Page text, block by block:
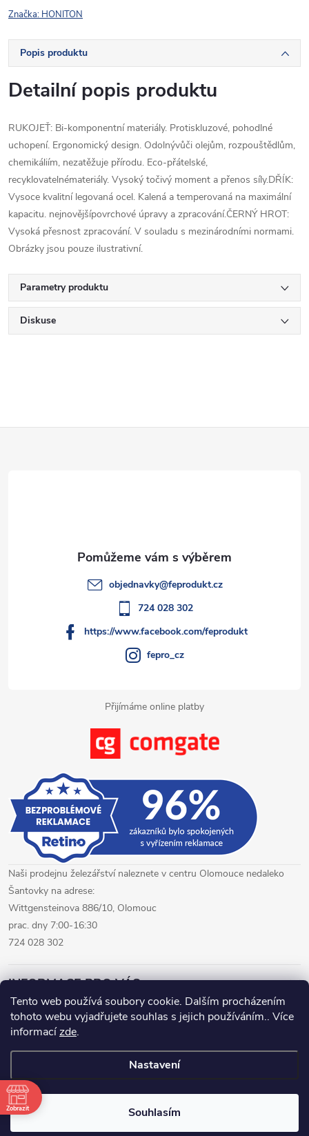
Tento web používá soubory cookie. Dalším procházením
tohoto webu vyjadřujete souhlas s jejich používáním.. Více
informacízde.
Nastavení
Souhlasím
Značka: HONITON
Popis produktu
Detailní popis produktu
RUKOJEŤ: Bi-komponentní materiály. Protiskluzové, pohodlné
uchopení. Ergonomický design. Odolnývůči olejům, rozpouštědlům,
chemikáliím, nezatěžuje přírodu. Eco-přátelské,
recyklovatelnémateriály. Vysoký točivý moment a přenos síly.DŘÍK:
Vysoce kvalitní legovaná ocel. Kalená a temperovaná na maximální
kapacitu. nejnovějšípovrchové úpravy a zpracování.ČERNÝ HROT:
Vysoká přesnost zpracování. V souladu s mezinárodními normami.
Obrázky jsou pouze ilustrativní.
Parametry produktu
Diskuse
Přijímáme online platby
objednavky@feprodukt.cz
724 028 302
https://www.facebook.com/feprodukt
fepro_cz
Naši prodejnu železářství naleznete v centru Olomouce nedaleko
Šantovky na adrese:
Wittgensteinova 886/10, Olomouc
prac. dny 7:00-16:30
724 028 302
INFORMACE PRO VÁS
železářství Olomouc
CNC pálení plechů Olomouc
Copyright 2026www.fepro.cz. Všechna práva vyhrazena.
Zobrazit